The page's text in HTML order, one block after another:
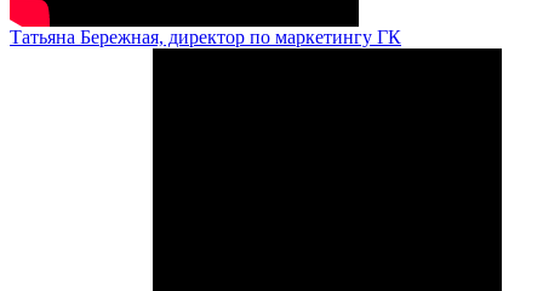
Татьяна Бережная, директор по маркетингу ГК